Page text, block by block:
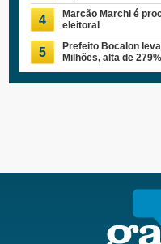
4
Marcão Marchi é
eleitoral
5
Prefeito Bocalon
Milhões, alta de 279%